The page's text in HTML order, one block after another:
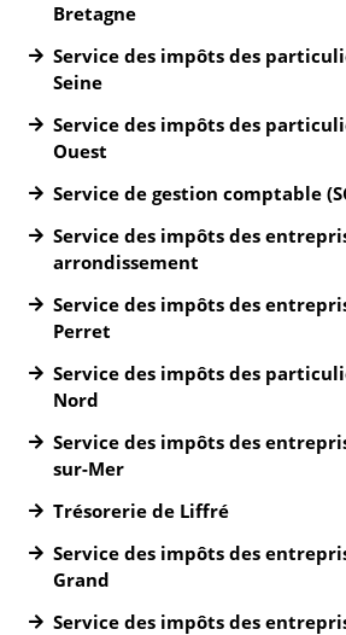
Bretagne
Service des impôts des
Seine
Service des impôts des
Ouest
Service de gestion comptable
Service des impôts des
arrondissement
Service des impôts des
Perret
Service des impôts des
Nord
Service des impôts des
sur-Mer
Trésorerie de Liffré
Service des impôts des
Grand
Service des impôts des